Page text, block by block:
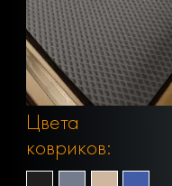
Цвета
ковриков: